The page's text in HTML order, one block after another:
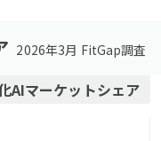
2026年3月 FitGap調査
AIマーケットシェア